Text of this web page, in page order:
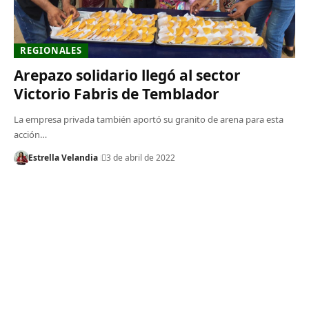
REGIONALES
Arepazo solidario llegó al sector
Victorio Fabris de Temblador
La empresa privada también aportó su granito de arena para esta
acción…
Estrella Velandia 3 de abril de 2022